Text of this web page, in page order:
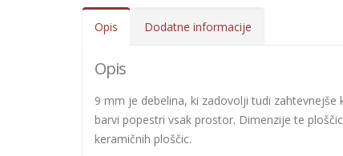
Opis Dodatne informacije
Opis
9 mm je debelina, ki zadovolji tudi zahtevnejše
barvi popestri vsak prostor. Dimenzije te
keramičnih ploščic.